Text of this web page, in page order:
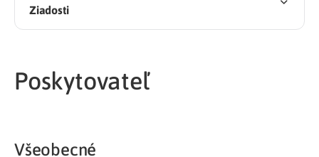
Ziadosti
Poskytovateľ
Všeobecné